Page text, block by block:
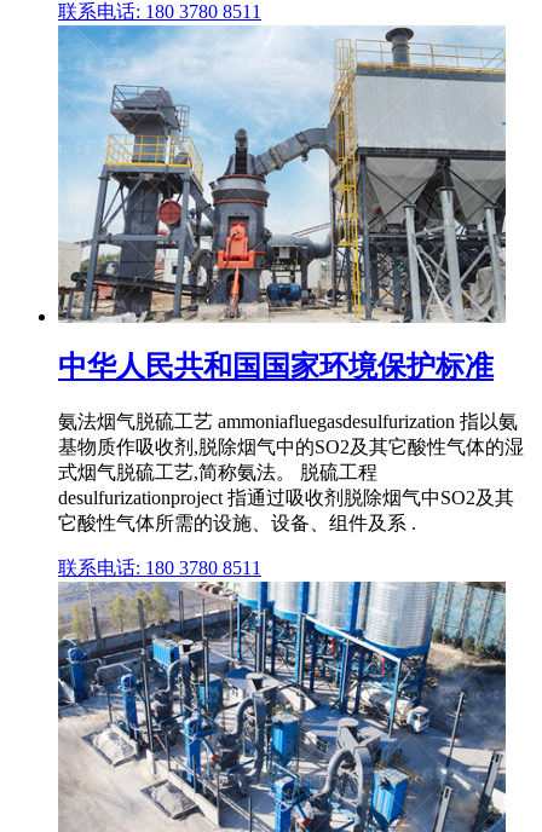
联系电话: 180 3780 8511
中华人民共和国国家环境保护标准
氨法烟气脱硫工艺 ammoniafluegasdesulfurization 指以氨
基物质作吸收剂,脱除烟气中的SO2及其它酸性气体的湿
式烟气脱硫工艺,简称氨法。 脱硫工程
desulfurizationproject 指通过吸收剂脱除烟气中SO2及其
它酸性气体所需的设施、设备、组件及系 .
联系电话: 180 3780 8511